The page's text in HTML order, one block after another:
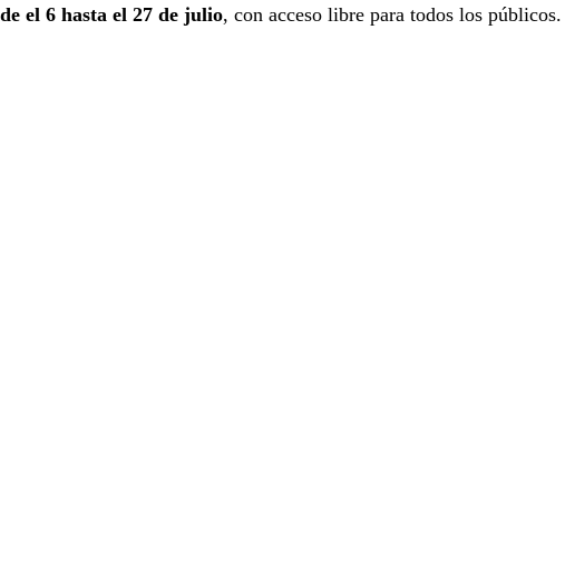
el 6 hasta el 27 de julio, con acceso libre para todos los públicos.